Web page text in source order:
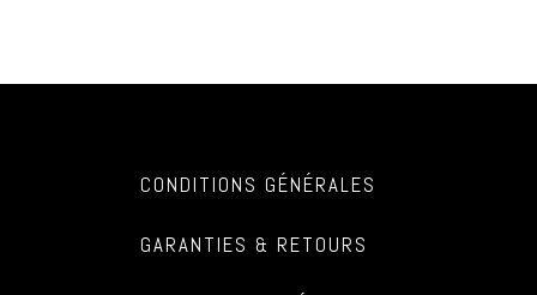
CONDITIONS GÉNÉRALES
GARANTIES & RETOURS